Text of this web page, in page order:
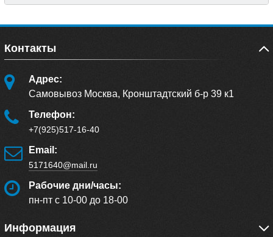
Контакты
Адрес:
Самовывоз Москва, Кронштадтский б-р 39 к1
Телефон:
+7(925)517-16-40
Email:
5171640@mail.ru
Рабочие дни/часы:
пн-пт с 10-00 до 18-00
Информация